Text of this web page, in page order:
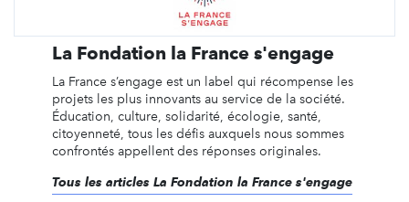
La Fondation la France s'engage
La France s’engage est un label qui récompense les
projets les plus innovants au service de la société.
Éducation, culture, solidarité, écologie, santé,
citoyenneté, tous les défis auxquels nous sommes
confrontés appellent des réponses originales.
Tous les articles La Fondation la France s'engage